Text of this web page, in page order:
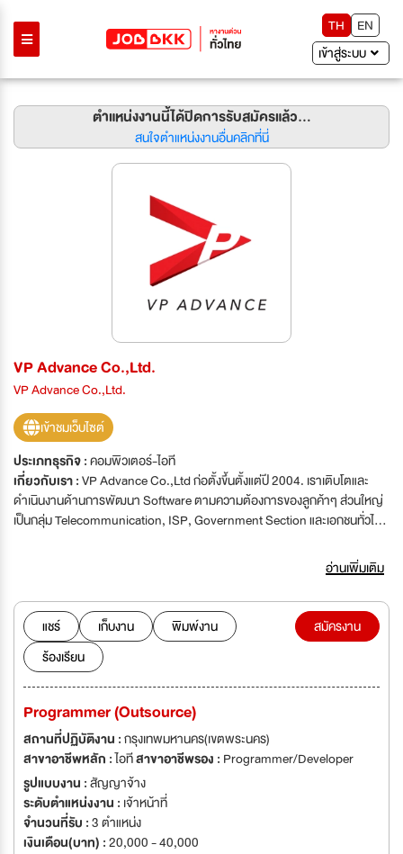
TH
EN
เข้าสู่ระบบ
ตำแหน่งงานนี้ได้ปิดการรับสมัครแล้ว...
สนใจตำแหน่งงานอื่นคลิกที่นี่
VP Advance Co.,Ltd.
VP Advance Co.,Ltd.
เข้าชมเว็บไซต์
ประเภทธุรกิจ :คอมพิวเตอร์-ไอที
เกี่ยวกับเรา :VP Advance Co.,Ltd ก่อตั้งขึ้นตั้งแต่ปี 2004. เราเติบโตและ
ดำเนินงานด้านการพัฒนา Software ตามความต้องการของลูกค้าๆ ส่วนใหญ่
เป็นกลุ่ม Telecommunication, ISP, Government Section และเอกชนทั่วไป.
วิเคราะห์ปัญหาและแก้ไขได้ตรงจุด ซึ่งลูกค้าได้สิ่งที่ต้องการและพึงพอใจใน
บริการของเรา. นอกเหนือจากการพัฒนา Software ตามความต้องการแล้ว เรา
ยังพัฒนา product เป็นเพื่อตอบสนองลูกค้ากลุ่มคนทั่วไป ซึ่งการพัฒนา
product นั้นคำนึงถึงเทคโนโลยีปัจจุบันให้สอดคล้องกับพฤติกรรมเราๆ ณ ตอน
นี้ เคยมีคนบอกว่าการสอบมาตรฐานการพัฒนา software ระดับโลกอย่าง
cmmi ต้องเป็นบริษัทขนาดกลางหรือขนาดใหญ่เท่านั้น เพราะต้องเสียเวลาทำ
มากและค่าใช้จ่ายในการทำเป็นตัวเลขที่สูงมาก หลายคนจึงมักจะทำหน้าสงสัย
มาตรฐาน...แต่ในที่สุด วันนี้เราคือบริษัทขนาดเล็กรายแรกของประเทศไทยที่
ได้การรับรองการประเมินมาตรฐาน cmmi ด้านการพัฒนาและการให้บริการ
ระดับ 3 พร้อมกันจาก CMMI® Institute, USA อย่างเป็นทางการ นับเป็นอีก
ก้าวของความสำเร็จและความภาคภูมิใจของเรา ที่ได้เป็นส่วนหนึ่งในการเสริม
สร้างมาตรฐานใหม่ให้วงการซอฟแวร์ไทยทัดเทียมกับประเทศอื่นๆทั่วโลก
อ่านเพิ่มเติม
แชร์ เก็บงาน
พิมพ์งาน
ร้องเรียน
สมัครงาน
Programmer (Outsource)
สถานที่ปฏิบัติงาน :กรุงเทพมหานคร(เขตพระนคร)
สาขาอาชีพหลัก :ไอทีสาขาอาชีพรอง : Programmer/Developer
รูปแบบงาน :สัญญาจ้าง
ระดับตำแหน่งงาน : เจ้าหน้าที่
จำนวนที่รับ :3 ตำแหน่ง
เงินเดือน(บาท) :20,000 - 40,000